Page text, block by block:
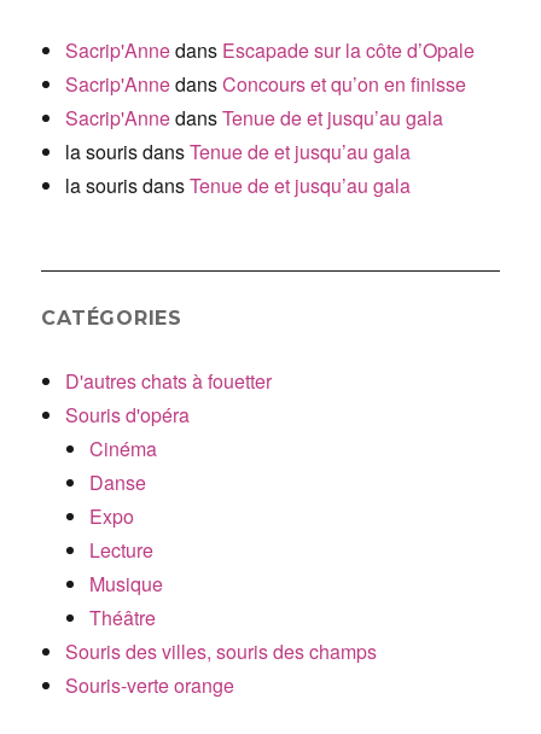
Sacrip'Annedans Escapade sur la côte d’Opale
Sacrip'AnnedansConcours et qu’on en finisse
Sacrip'AnnedansTenue de et jusqu’au gala
la sourisdansTenue de et jusqu’au gala
la sourisdansTenue de et jusqu’au gala
CATÉGORIES
D'autres chats à fouetter
Souris d'opéra
Cinéma
Danse
Expo
Lecture
Musique
Théâtre
Souris des villes, souris des champs
Souris-verte orange